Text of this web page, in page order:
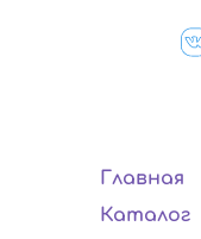
Главная
Каталог